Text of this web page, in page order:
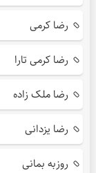
رضا کرمی
رضا کرمی تارا
رضا ملک زاده
رضا یزدانی
روزبه بمانی